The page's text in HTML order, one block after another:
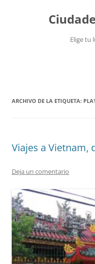
Elige tu
ARCHIVO DE LA ETIQUETA:
Viajes a Vietnam,
Deja un comentario